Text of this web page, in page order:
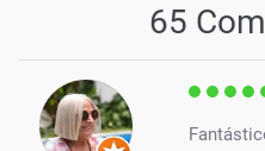
65